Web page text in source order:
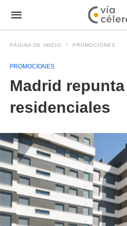
PÁGINA DE INICIO PROMOCIONES
PROMOCIONES
Madrid
residenciales